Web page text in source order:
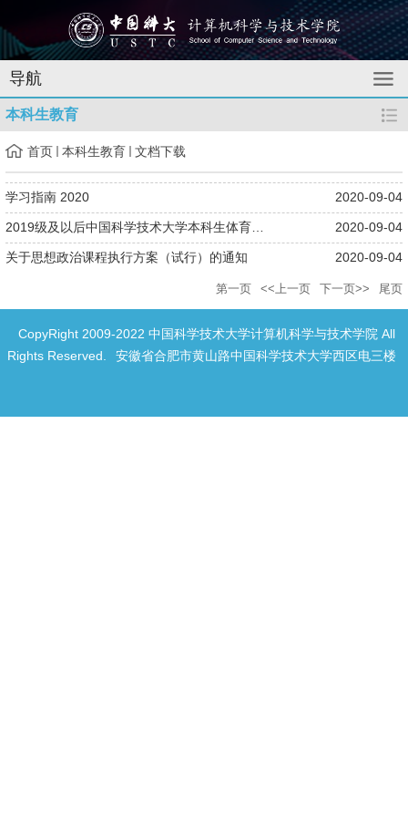
导航
本科生教育
首页 本科生教育 文档下载
学习指南 2020 2020-09-04
2019级及以后中国科学技术大学本科生体育课程修读管理规定（2019... 2020-09-04
关于思想政治课程执行方案（试行）的通知 2020-09-04
第一页 <<上一页 下一页>> 尾页
CopyRight 2009-2022 中国科学技术大学计算机科学与技术学院 All
Rights Reserved.
安徽省合肥市黄山路中国科学技术大学西区电三楼